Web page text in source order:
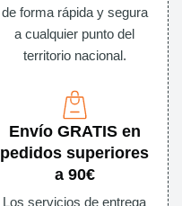
de forma rápida y segura
a cualquier punto del
territorio nacional.
Envío GRATIS en
pedidos superiores
a 90€
Los servicios de entrega